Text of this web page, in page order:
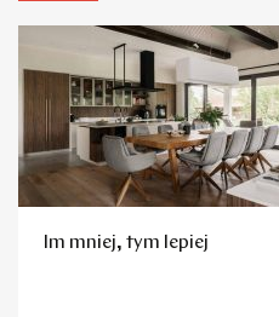
Im mniej, tym lepiej